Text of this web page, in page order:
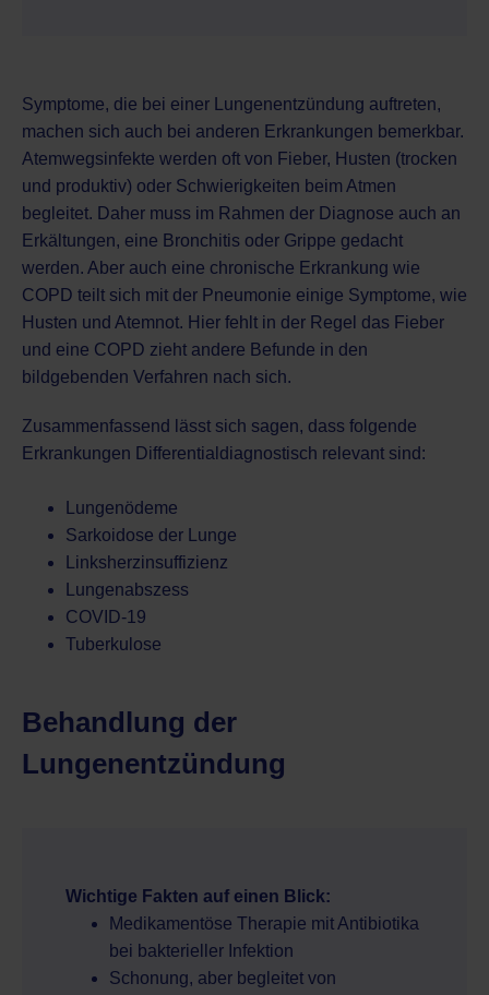
Symptome, die bei einer Lungenentzündung auftreten,
machen sich auch bei anderen Erkrankungen bemerkbar.
Atemwegsinfekte werden oft von Fieber, Husten (trocken
und produktiv) oder Schwierigkeiten beim Atmen
begleitet. Daher muss im Rahmen der Diagnose auch an
Erkältungen, eine Bronchitis oder Grippe gedacht
werden. Aber auch eine chronische Erkrankung wie
COPD teilt sich mit der Pneumonie einige Symptome, wie
Husten und Atemnot. Hier fehlt in der Regel das Fieber
und eine COPD zieht andere Befunde in den
bildgebenden Verfahren nach sich.
Zusammenfassend lässt sich sagen, dass folgende
Erkrankungen Differentialdiagnostisch relevant sind:
Lungenödeme
Sarkoidose der Lunge
Linksherzinsuffizienz
Lungenabszess
COVID-19
Tuberkulose
Behandlung der
Lungenentzündung
Wichtige Fakten auf einen Blick:
Medikamentöse Therapie mit Antibiotika
bei bakterieller Infektion
Schonung, aber begleitet von